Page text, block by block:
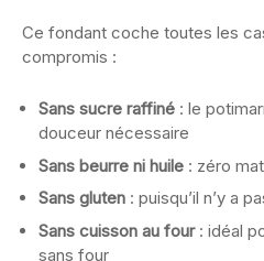
Ce fondant coche toutes les
compromis :
Sans sucre raffiné : le
douceur nécessaire
Sans beurre ni huile : zéro
Sans gluten : puisqu’il n’y a
Sans cuisson au four: idéal
sans four